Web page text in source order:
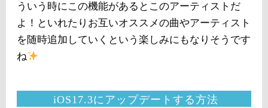
ういう時にこの機能があるとこのアーティストだ
よ！といれたりお互いオススメの曲やアーティスト
を随時追加していくという楽しみにもなりそうです
ね
iOS17.3にアップデートする方法